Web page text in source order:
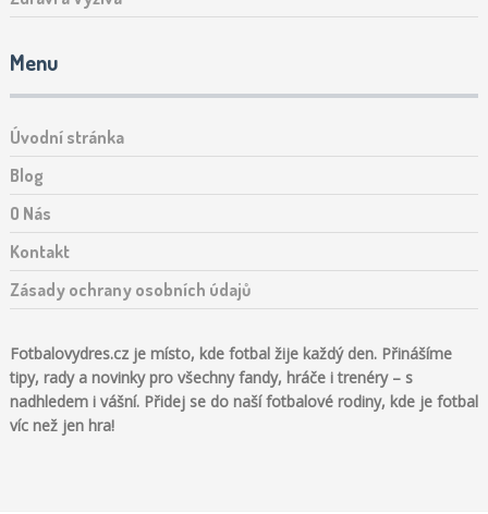
Menu
Úvodní stránka
Blog
O Nás
Kontakt
Zásady ochrany osobních údajů
Fotbalovydres.cz je místo, kde fotbal žije každý den. Přinášíme
tipy, rady a novinky pro všechny fandy, hráče i trenéry – s
nadhledem i vášní. Přidej se do naší fotbalové rodiny, kde je fotbal
víc než jen hra!